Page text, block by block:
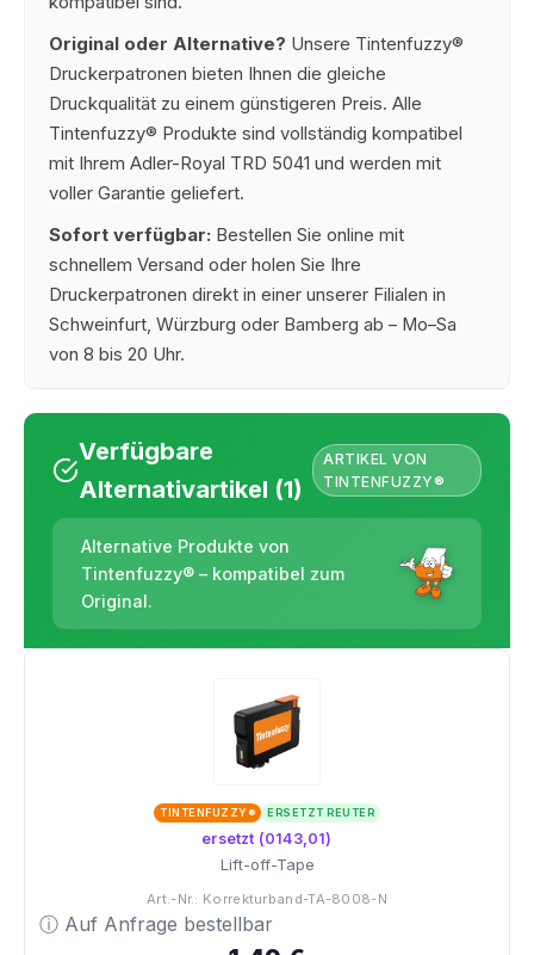
Original oder Alternative? Unsere Tintenfuzzy®
Druckerpatronen bieten Ihnen die gleiche
Druckqualität zu einem günstigeren Preis. Alle
Tintenfuzzy® Produkte sind vollständig kompatibel
mit Ihrem Adler-Royal TRD 5041 und werden mit
voller Garantie geliefert.
Sofort verfügbar: Bestellen Sie online mit
schnellem Versand oder holen Sie Ihre
Druckerpatronen direkt in einer unserer Filialen in
Schweinfurt, Würzburg oder Bamberg ab – Mo–Sa
von 8 bis 20 Uhr.
Verfügbare
Alternativartikel (1)
ARTIKEL VON
TINTENFUZZY®
Alternative Produkte von
Tintenfuzzy® – kompatibel zum
Original.
TINTENFUZZY® ERSETZT REUTER
ersetzt (0143,01)
Lift-off-Tape
Art.-Nr.: Korrekturband-TA-8008-N
ⓘ Auf Anfrage bestellbar